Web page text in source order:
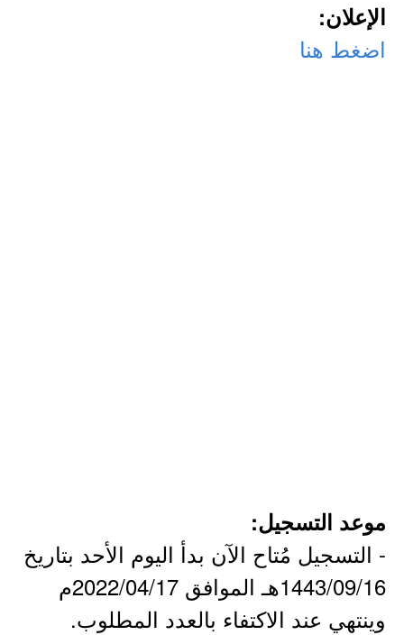
الإعلان:
اضغط هنا
موعد التسجيل:
- التسجيل مُتاح الآن بدأ اليوم الأحد بتاريخ
1443/09/16هـ الموافق 2022/04/17م
وينتهي عند الاكتفاء بالعدد المطلوب.